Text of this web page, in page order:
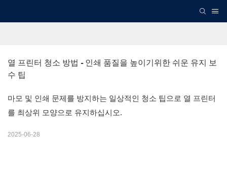
열 프린터 청소 방법 - 인쇄 품질을 높이기위한 쉬운 유지 보
수 팁
마모 및 인쇄 문제를 방지하는 일상적인 청소 팁으로 열 프린터
를 최상위 모양으로 유지하십시오.
2025-06-28